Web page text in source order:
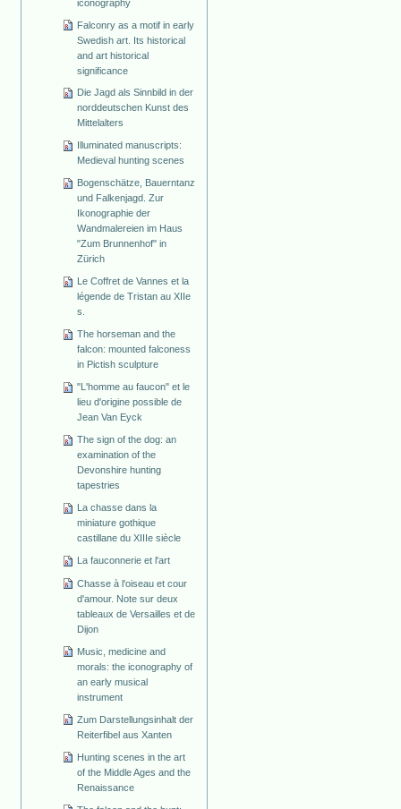
iconography
Falconry as a motif in early
Swedish art. Its historical
and art historical
significance
Die Jagd als Sinnbild in der
norddeutschen Kunst des
Mittelalters
Illuminated manuscripts:
Medieval hunting scenes
Bogenschätze, Bauerntanz
und Falkenjagd. Zur
Ikonographie der
Wandmalereien im Haus
"Zum Brunnenhof" in
Zürich
Le Coffret de Vannes et la
légende de Tristan au XIIe
s.
The horseman and the
falcon: mounted falconess
in Pictish sculpture
"L'homme au faucon" et le
lieu d'origine possible de
Jean Van Eyck
The sign of the dog: an
examination of the
Devonshire hunting
tapestries
La chasse dans la
miniature gothique
castillane du XIIIe siècle
La fauconnerie et l'art
Chasse à l'oiseau et cour
d'amour. Note sur deux
tableaux de Versailles et de
Dijon
Music, medicine and
morals: the iconography of
an early musical
instrument
Zum Darstellungsinhalt der
Reiterfibel aus Xanten
Hunting scenes in the art
of the Middle Ages and the
Renaissance